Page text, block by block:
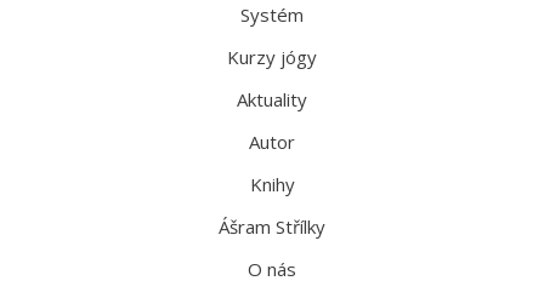
Systém
Kurzy jógy
Aktuality
Autor
Knihy
Ášram Střílky
O nás